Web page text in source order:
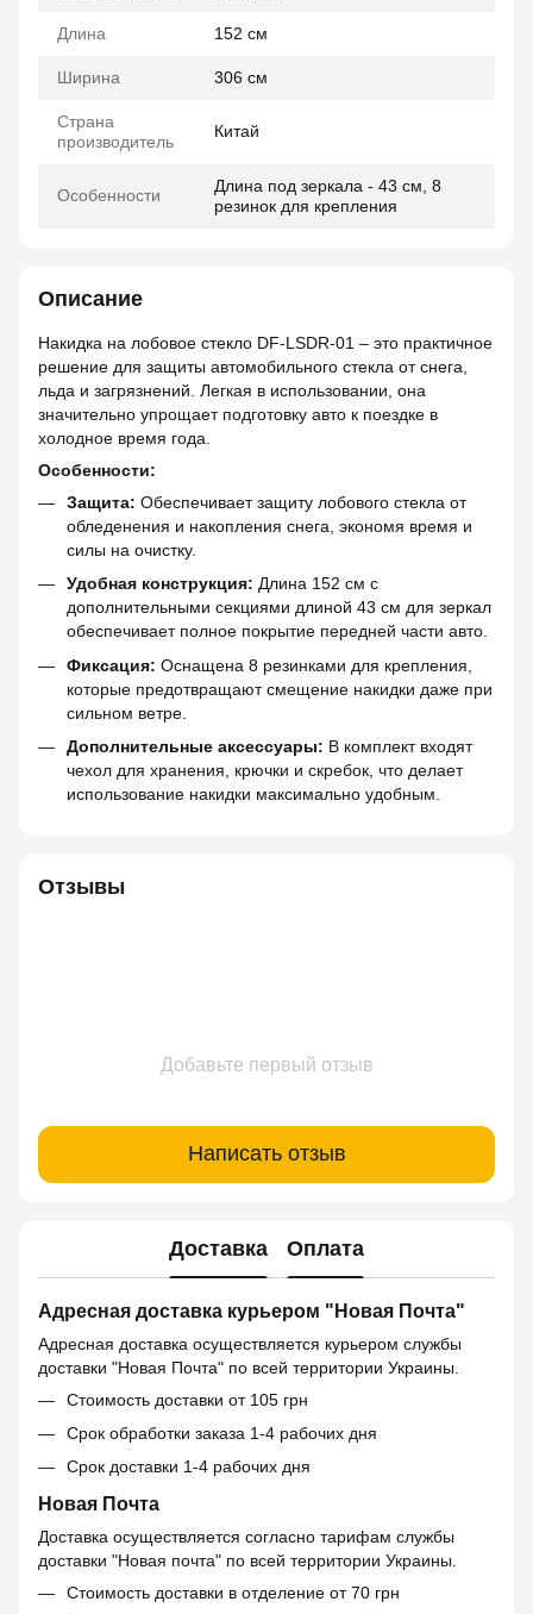
Длина 152 см
Ширина 306 см
Страна
производитель
Китай
Особенности
Длина под зеркала - 43 см, 8
резинок для крепления
Описание
Накидка на лобовое стекло DF-LSDR-01 – это практичное
решение для защиты автомобильного стекла от снега,
льда и загрязнений. Легкая в использовании, она
значительно упрощает подготовку авто к поездке в
холодное время года.
Особенности:
Защита: Обеспечивает защиту лобового стекла от
обледенения и накопления снега, экономя время и
силы на очистку.
Удобная конструкция: Длина 152 см с
дополнительными секциями длиной 43 см для зеркал
обеспечивает полное покрытие передней части авто.
Фиксация: Оснащена 8 резинками для крепления,
которые предотвращают смещение накидки даже при
сильном ветре.
Дополнительные аксессуары: В комплект входят
чехол для хранения, крючки и скребок, что делает
использование накидки максимально удобным.
Отзывы
Добавьте первый отзыв
Написать отзыв
Доставка Оплата
Адресная доставка курьером "Новая Почта"
Адресная доставка осуществляется курьером службы
доставки "Новая Почта" по всей территории Украины.
Стоимость доставки от 105 грн
Срок обработки заказа 1-4 рабочих дня
Срок доставки 1-4 рабочих дня
Новая Почта
Доставка осуществляется согласно тарифам службы
доставки "Новая почта" по всей территории Украины.
Стоимость доставки в отделение от 70 грн